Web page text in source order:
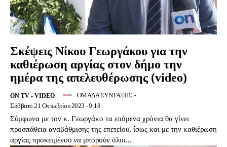
Σκέψεις Νίκου Γεωργάκου για την
καθιέρωση αργίας στον δήμο την
ημέρα της απελευθέρωσης (video)
ON TV - VIDEO ΟΜΑΔΑ ΣΥΝΤΑΞΗΣ -
Σάββατο 21 Οκτωβρίου 2023 - 9:18
Σύμφωνα με τον κ. Γεωργάκο τα επόμενα χρόνια θα γίνει
προσπάθεια αναβάθμισης της επετείου, ίσως και με την καθιέρωση
αργίας προκειμένου να μπορούν όλοι...